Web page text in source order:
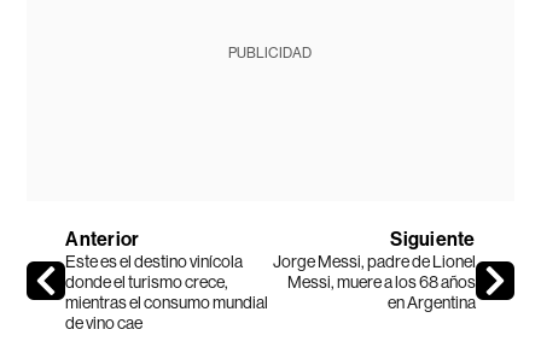
PUBLICIDAD
Anterior
Este es el destino vinícola
donde el turismo crece,
mientras el consumo mundial
de vino cae
Siguiente
Jorge Messi, padre de Lionel
Messi, muere a los 68 años
en Argentina